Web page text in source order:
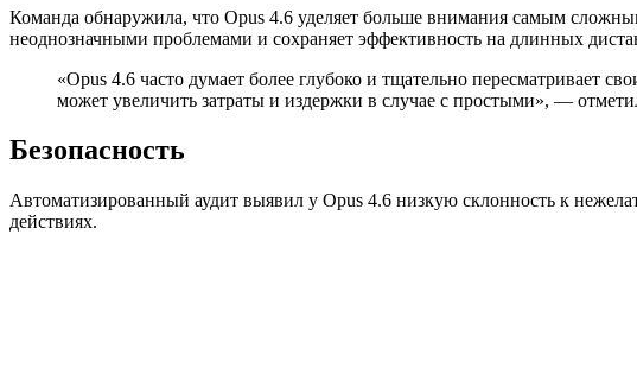
Команда обнаружила, что Opus 4.6 уделяет больше внимания самым
неоднозначными проблемами и сохраняет эффективность на длинных
«Opus 4.6 часто думает более глубоко и тщательно пересматривает
может увеличить затраты и издержки в случае с простыми», —
Безопасность
Автоматизированный аудит выявил у Opus 4.6 низкую склонность к
действиях.